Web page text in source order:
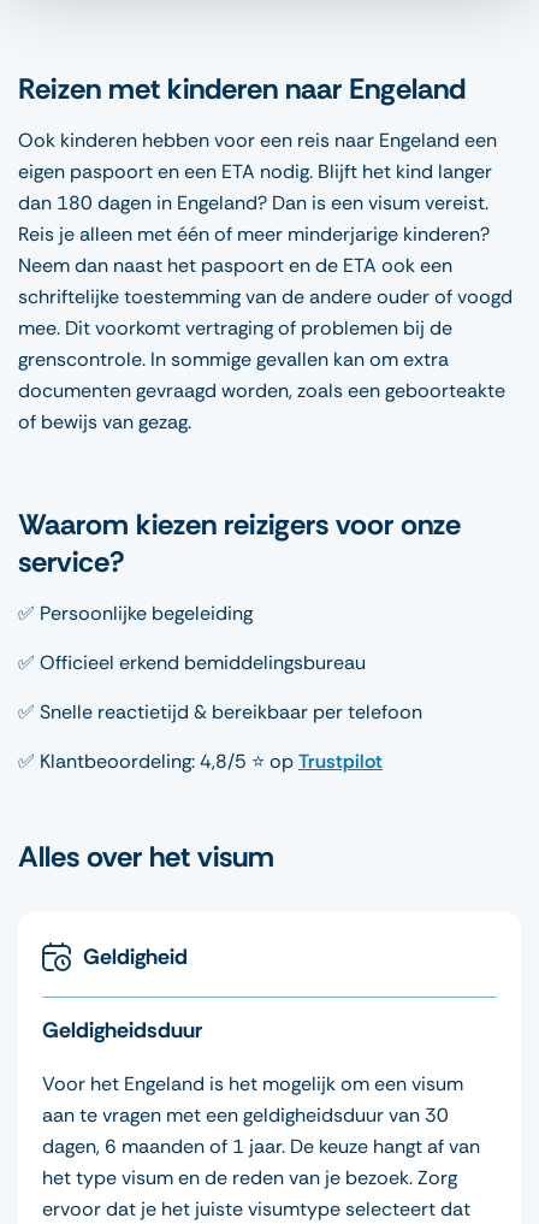
Reizen met kinderen naar Engeland
Ook kinderen hebben voor een reis naar Engeland een
eigen paspoort en een ETA nodig. Blijft het kind langer
dan 180 dagen in Engeland? Dan is een visum vereist.
Reis je alleen met één of meer minderjarige kinderen?
Neem dan naast het paspoort en de ETA ook een
schriftelijke toestemming van de andere ouder of voogd
mee. Dit voorkomt vertraging of problemen bij de
grenscontrole. In sommige gevallen kan om extra
documenten gevraagd worden, zoals een geboorteakte
of bewijs van gezag.
Waarom kiezen reizigers voor onze
service?
✅ Persoonlijke begeleiding
✅ Officieel erkend bemiddelingsbureau
✅ Snelle reactietijd & bereikbaar per telefoon
✅ Klantbeoordeling: 4,8/5 ⭐ opTrustpilot
Alles over het visum
Geldigheid
Geldigheidsduur
Voor het Engeland is het mogelijk om een visum
aan te vragen met een geldigheidsduur van 30
dagen, 6 maanden of 1 jaar. De keuze hangt af van
het type visum en de reden van je bezoek. Zorg
ervoor dat je het juiste visumtype selecteert dat